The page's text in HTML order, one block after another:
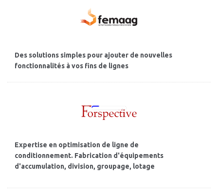
Des solutions simples pour ajouter de nouvelles
fonctionnalités à vos fins de lignes
Expertise en optimisation de ligne de
conditionnement. Fabrication d'équipements
d'accumulation, division, groupage, lotage